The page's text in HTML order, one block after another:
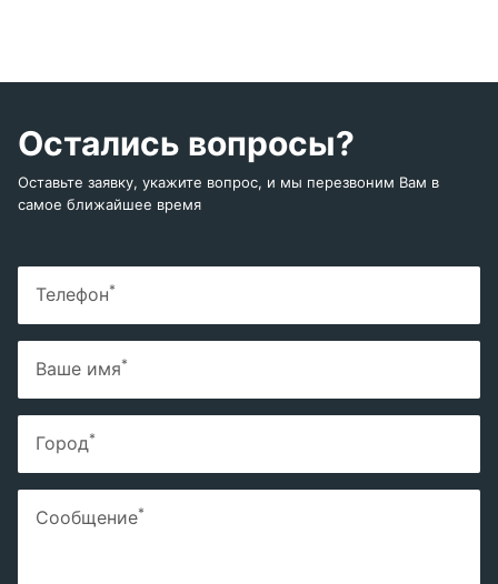
Остались вопросы?
Оставьте заявку, укажите вопрос, и мы перезвоним Вам в
самое ближайшее время
Телефон*
Ваше имя*
Город*
Сообщение*